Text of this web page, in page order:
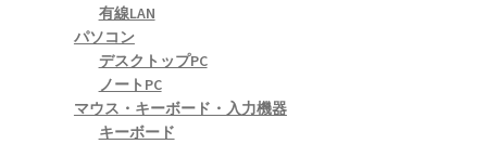
有線LAN
パソコン
デスクトップPC
ノートPC
マウス・キーボード・入力機器
キーボード